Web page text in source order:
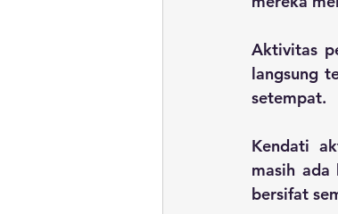
Aktivitas
langsung
setempat.
Kendati
masih ada
bersifat